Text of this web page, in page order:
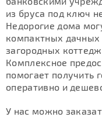
из бруса под ключ
Недорогие дома
компактных дачных
загородных
Комплексное
помогает получить
оперативно и
У нас можно